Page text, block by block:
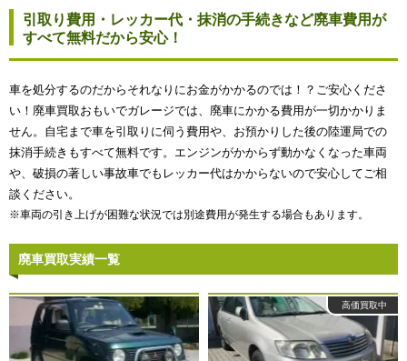
引取り費用・レッカー代・抹消の手続きなど廃車費用が
すべて無料だから安心！
車を処分するのだからそれなりにお金がかかるのでは！？ご安心くださ
い！廃車買取おもいでガレージでは、廃車にかかる費用が一切かかりま
せん。自宅まで車を引取りに伺う費用や、お預かりした後の陸運局での
抹消手続きもすべて無料です。エンジンがかからず動かなくなった車両
や、破損の著しい事故車でもレッカー代はかからないので安心してご相
談ください。
※車両の引き上げが困難な状況では別途費用が発生する場合もあります。
廃車買取実績一覧
高価買取中